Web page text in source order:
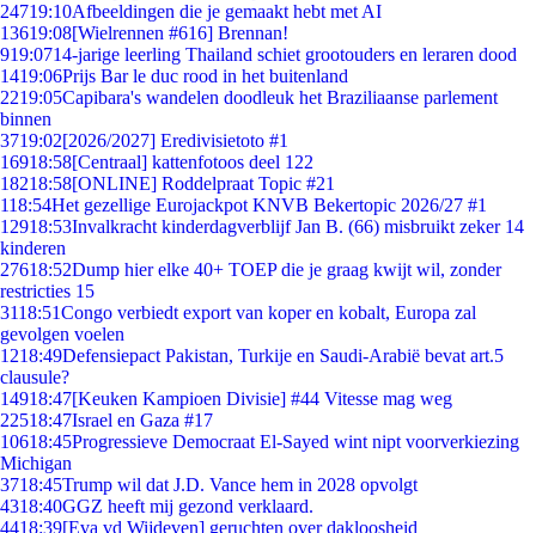
24719:10Afbeeldingen die je gemaakt hebt met AI
13619:08[Wielrennen #616] Brennan!
919:0714-jarige leerling Thailand schiet grootouders en leraren dood
1419:06Prijs Bar le duc rood in het buitenland
2219:05Capibara's wandelen doodleuk het Braziliaanse parlement
binnen
3719:02[2026/2027] Eredivisietoto #1
16918:58[Centraal] kattenfotoos deel 122
18218:58[ONLINE] Roddelpraat Topic #21
118:54Het gezellige Eurojackpot KNVB Bekertopic 2026/27 #1
12918:53Invalkracht kinderdagverblijf Jan B. (66) misbruikt zeker 14
kinderen
27618:52Dump hier elke 40+ TOEP die je graag kwijt wil, zonder
restricties 15
3118:51Congo verbiedt export van koper en kobalt, Europa zal
gevolgen voelen
1218:49Defensiepact Pakistan, Turkije en Saudi-Arabië bevat art.5
clausule?
14918:47[Keuken Kampioen Divisie] #44 Vitesse mag weg
22518:47Israel en Gaza #17
10618:45Progressieve Democraat El-Sayed wint nipt voorverkiezing
Michigan
3718:45Trump wil dat J.D. Vance hem in 2028 opvolgt
4318:40GGZ heeft mij gezond verklaard.
4418:39[Eva vd Wijdeven] geruchten over dakloosheid